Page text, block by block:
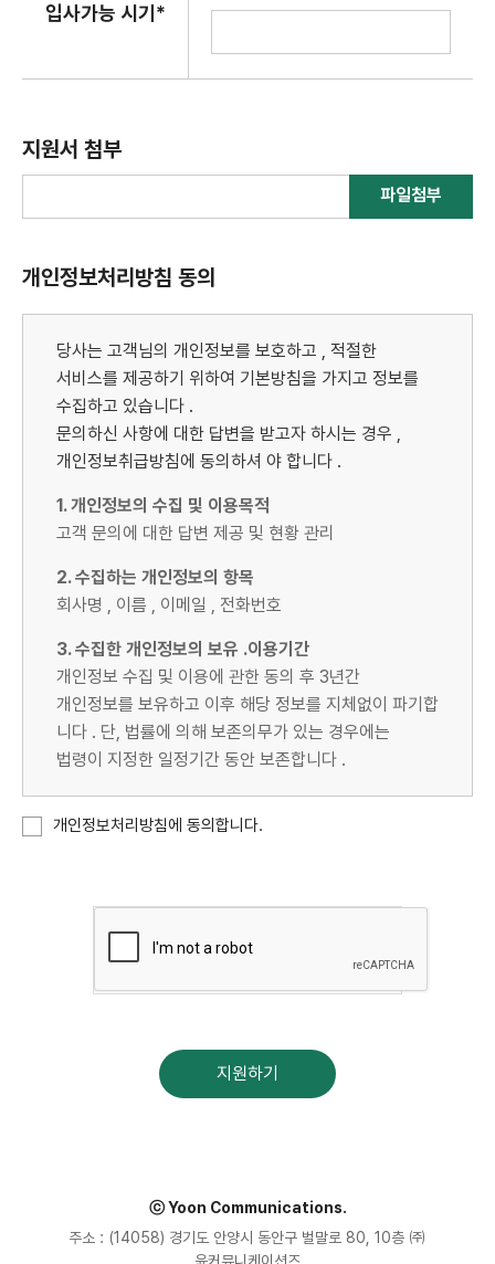
입사가능 시기*
지원서 첨부
파일첨부
개인정보처리방침 동의
당사는 고객님의 개인정보를 보호하고 , 적절한
서비스를 제공하기 위하여 기본방침을 가지고 정보를
수집하고 있습니다 .
문의하신 사항에 대한 답변을 받고자 하시는 경우 ,
개인정보취급방침에 동의하셔 야 합니다 .
1. 개인정보의 수집 및 이용목적
고객 문의에 대한 답변 제공 및 현황 관리
2. 수집하는 개인정보의 항목
회사명 , 이름 , 이메일 , 전화번호
3. 수집한 개인정보의 보유 .이용기간
개인정보 수집 및 이용에 관한 동의 후 3년간
개인정보를 보유하고 이후 해당 정보를 지체없이 파기합
니다 . 단, 법률에 의해 보존의무가 있는 경우에는
법령이 지정한 일정기간 동안 보존합니다 .
개인정보처리방침에 동의합니다.
지원하기
ⓒ Yoon Communications.
주소 : (14058) 경기도 안양시 동안구 벌말로 80, 10층 ㈜